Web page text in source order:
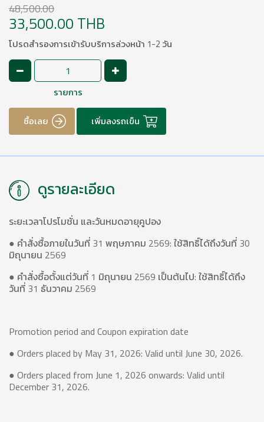
48,500.00
33,500.00 THB
โปรดสำรองการเข้ารับบริการล่วงหน้า 1-2 วัน
รายการ
ซื้อเลย เพิ่มลงรถเข็น
ดูรายละเอียด
ระยะเวลาโปรโมชั่น และวันหมดอายุคูปอง
● คำสั่งซื้อภายในวันที่ 31 พฤษภาคม 2569: ใช้สิทธิ์ได้ถึงวันที่ 30
มิถุนายน 2569
● คำสั่งซื้อตั้งแต่วันที่ 1 มิถุนายน 2569 เป็นต้นไป: ใช้สิทธิ์ได้ถึง
วันที่ 31 ธันวาคม 2569
Promotion period and Coupon expiration date
● Orders placed by May 31, 2026: Valid until June 30, 2026.
● Orders placed from June 1, 2026 onwards: Valid until
December 31, 2026.